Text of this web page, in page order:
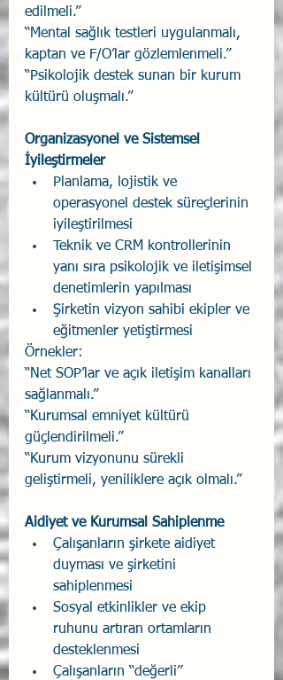
edilmeli.”
“Mental sağlık testleri uygulanmalı,
kaptan ve F/O’lar gözlemlenmeli.”
“Psikolojik destek sunan bir kurum
kültürü oluşmalı.”
Organizasyonel ve Sistemsel
İyileştirmeler
Planlama, lojistik ve
operasyonel destek süreçlerinin
iyileştirilmesi
Teknik ve CRM kontrollerinin
yanı sıra psikolojik ve iletişimsel
denetimlerin yapılması
Şirketin vizyon sahibi ekipler ve
eğitmenler yetiştirmesi
Örnekler:
“Net SOP’lar ve açık iletişim kanalları
sağlanmalı.”
“Kurumsal emniyet kültürü
güçlendirilmeli.”
“Kurum vizyonunu sürekli
geliştirmeli, yeniliklere açık olmalı.”
Aidiyet ve Kurumsal Sahiplenme
Çalışanların şirkete aidiyet
duyması ve şirketini
sahiplenmesi
Sosyal etkinlikler ve ekip
ruhunu artıran ortamların
desteklenmesi
Çalışanların “değerli”